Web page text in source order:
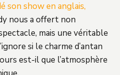
son show en anglais,
nous a offert non
mais une véritable
si le charme d’antan
est-il que l’atmosphère